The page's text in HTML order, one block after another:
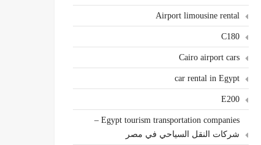
Airport limousine rental
C180
Cairo airport cars
car rental in Egypt
E200
Egypt tourism transportation companies –
شركات النقل السياحي في مصر